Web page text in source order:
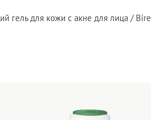
гель для кожи с акне для лица /